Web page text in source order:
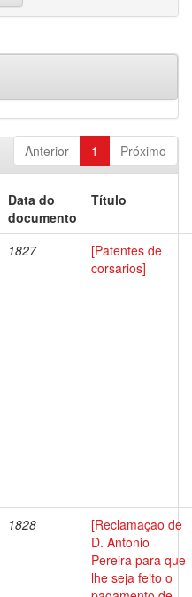
Anterior 1 Próximo
Data do
documento
Título
1827
[Patentes de
corsarios]
1828
[Reclamaçao de
D. Antonio
Pereira para que
lhe seja feito o